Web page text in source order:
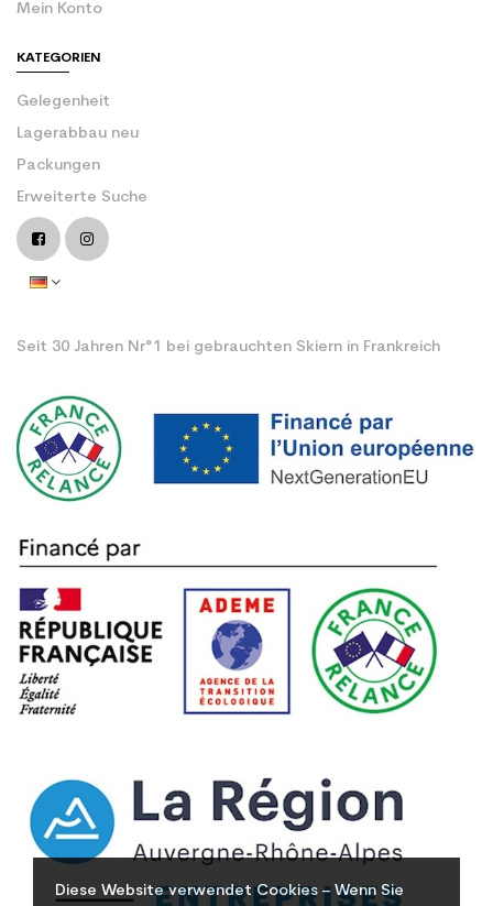
Diese Website verwendet Cookies – Wenn Sie
Mein Konto
KATEGORIEN
Gelegenheit
Lagerabbau neu
Packungen
Erweiterte Suche
Seit 30 Jahren Nr°1 bei gebrauchten Skiern in Frankreich